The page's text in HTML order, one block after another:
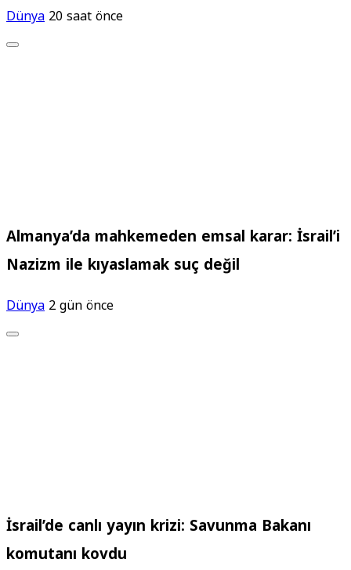
Dünya20 saat önce
Almanya’da mahkemeden emsal karar: İsrail’i
Nazizm ile kıyaslamak suç değil
Dünya2 gün önce
İsrail’de canlı yayın krizi: Savunma Bakanı
komutanı kovdu